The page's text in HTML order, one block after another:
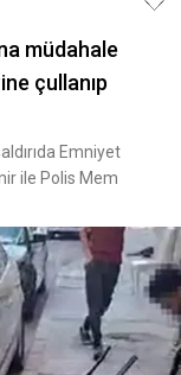
müdahale
çullanıp
Emniyet
ile Polis Mem